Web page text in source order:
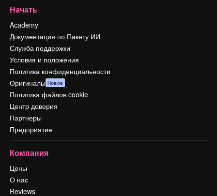
Начать
Academy
Документация по Пакету ИИ
Служба поддержки
Условия и положения
Политика конфиденциальности
Оригиналы Новое
Политика файлов cookie
Центр доверия
Партнеры
Предприятие
Компания
Цены
О нас
Reviews